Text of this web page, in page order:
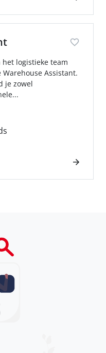
logistieke team
Assistant.
je zowel